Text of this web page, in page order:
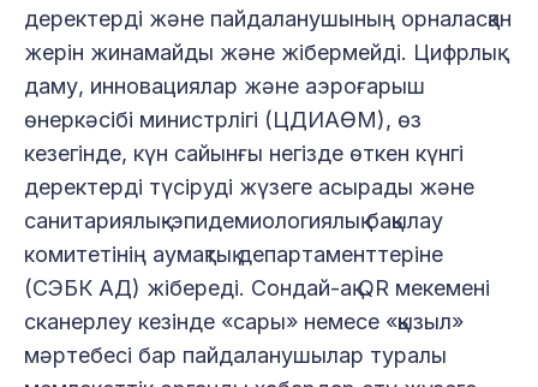
деректерді және пайдаланушының орналасқан
жерін жинамайды және жібермейді. Цифрлық
даму, инновациялар және аэроғарыш
өнеркәсібі министрлігі (ЦДИАӨМ), өз
кезегінде, күн сайынғы негізде өткен күнгі
деректерді түсіруді жүзеге асырады және
санитариялық-эпидемиологиялық бақылау
комитетінің аумақтық департаменттеріне
(СЭБК АД) жібереді. Сондай-ақ QR мекемені
сканерлеу кезінде «сары» немесе «қызыл»
мәртебесі бар пайдаланушылар туралы